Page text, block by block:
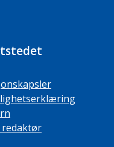
redaktør